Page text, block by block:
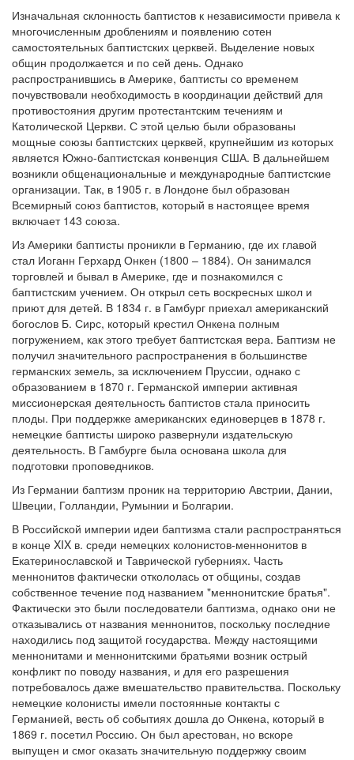
Изначальная склонность баптистов к независимости привела к
многочисленным дроблениям и появлению сотен
самостоятельных баптистских церквей. Выделение новых
общин продолжается и по сей день. Однако
распространившись в Америке, баптисты со временем
почувствовали необходимость в координации действий для
противостояния другим протестантским течениям и
Католической Церкви. С этой целью были образованы
мощные союзы баптистских церквей, крупнейшим из которых
является Южно-баптистская конвенция США. В дальнейшем
возникли общенациональные и международные баптистские
организации. Так, в 1905 г. в Лондоне был образован
Всемирный союз баптистов, который в настоящее время
включает 143 союза.
Из Америки баптисты проникли в Германию, где их главой
стал Иоганн Герхард Онкен (1800 – 1884). Он занимался
торговлей и бывал в Америке, где и познакомился с
баптистским учением. Он открыл сеть воскресных школ и
приют для детей. В 1834 г. в Гамбург приехал американский
богослов Б. Сирс, который крестил Онкена полным
погружением, как этого требует баптистская вера. Баптизм не
получил значительного распространения в большинстве
германских земель, за исключением Пруссии, однако с
образованием в 1870 г. Германской империи активная
миссионерская деятельность баптистов стала приносить
плоды. При поддержке американских единоверцев в 1878 г.
немецкие баптисты широко развернули издательскую
деятельность. В Гамбурге была основана школа для
подготовки проповедников.
Из Германии баптизм проник на территорию Австрии, Дании,
Швеции, Голландии, Румынии и Болгарии.
В Российской империи идеи баптизма стали распространяться
в конце XIX в. среди немецких колонистов-меннонитов в
Екатеринославской и Таврической губерниях. Часть
меннонитов фактически откололась от общины, создав
собственное течение под названием "меннонитские братья".
Фактически это были последователи баптизма, однако они не
отказывались от названия меннонитов, поскольку последние
находились под защитой государства. Между настоящими
меннонитами и меннонитскими братьями возник острый
конфликт по поводу названия, и для его разрешения
потребовалось даже вмешательство правительства. Поскольку
немецкие колонисты имели постоянные контакты с
Германией, весть об событиях дошла до Онкена, который в
1869 г. посетил Россию. Он был арестован, но вскоре
выпущен и смог оказать значительную поддержку своим